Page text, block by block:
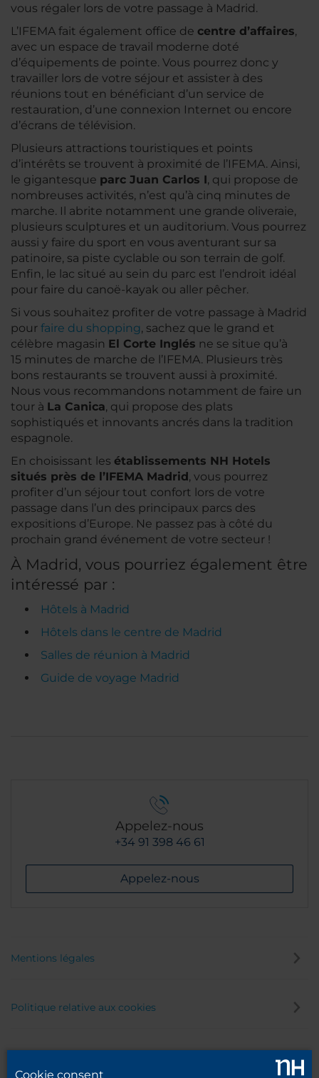
vous régaler lors de votre passage à Madrid.
L’IFEMA fait également office de centre d’affaires,
avec un espace de travail moderne doté
d’équipements de pointe. Vous pourrez donc y
travailler lors de votre séjour et assister à des
réunions tout en bénéficiant d’un service de
restauration, d’une connexion Internet ou encore
d’écrans de télévision.
Plusieurs attractions touristiques et points
d’intérêts se trouvent à proximité de l’IFEMA. Ainsi,
le gigantesque parc Juan Carlos I, qui propose de
nombreuses activités, n’est qu’à cinq minutes de
marche. Il abrite notamment une grande oliveraie,
plusieurs sculptures et un auditorium. Vous pourrez
aussi y faire du sport en vous aventurant sur sa
patinoire, sa piste cyclable ou son terrain de golf.
Enfin, le lac situé au sein du parc est l’endroit idéal
pour faire du canoë-kayak ou aller pêcher.
Si vous souhaitez profiter de votre passage à Madrid
pour faire du shopping, sachez que le grand et
célèbre magasin El Corte Inglés ne se situe qu’à
15 minutes de marche de l’IFEMA. Plusieurs très
bons restaurants se trouvent aussi à proximité.
Nous vous recommandons notamment de faire un
tour à La Canica, qui propose des plats
sophistiqués et innovants ancrés dans la tradition
espagnole.
En choisissant les établissements NH Hotels
situés près de l’IFEMA Madrid, vous pourrez
profiter d’un séjour tout confort lors de votre
passage dans l’un des principaux parcs des
expositions d’Europe. Ne passez pas à côté du
prochain grand événement de votre secteur !
À Madrid, vous pourriez également être
intéressé par :
Hôtels à Madrid
Hôtels dans le centre de Madrid
Salles de réunion à Madrid
Guide de voyage Madrid
Appelez-nous
+34 91 398 46 61
Appelez-nous
Mentions légales
Politique relative aux cookies
Cookie consent